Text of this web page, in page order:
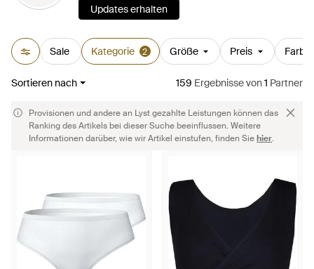
Updates erhalten
Sale Kategorie 2 Größe Preis Farbe
Sortieren nach 159 Ergebnissevon1 Partner
Provisionen und andere an Lyst gezahlte Leistungen können das
Ranking des Artikels bei dieser Suche beeinflussen. Weitere
Informationen darüber, wie wir Artikel einstufen, finden Siehier.